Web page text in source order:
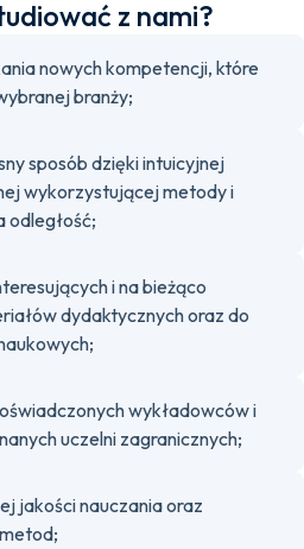
z nami?
nowych kompetencji, które
branży;
sposób dzięki intuicyjnej
wykorzystującej metody i
odległość;
i na bieżąco
dydaktycznych oraz do
wykładowców i
uczelni zagranicznych;
jakości nauczania oraz